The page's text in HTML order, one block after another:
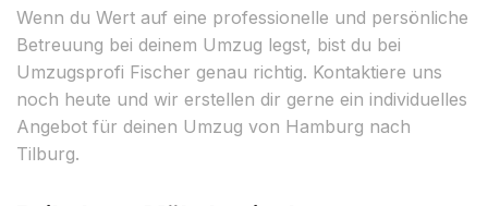
Wenn du Wert auf eine professionelle und persönliche
Betreuung bei deinem Umzug legst, bist du bei
Umzugsprofi Fischer genau richtig. Kontaktiere uns
noch heute und wir erstellen dir gerne ein individuelles
Angebot für deinen Umzug von Hamburg nach
Tilburg.